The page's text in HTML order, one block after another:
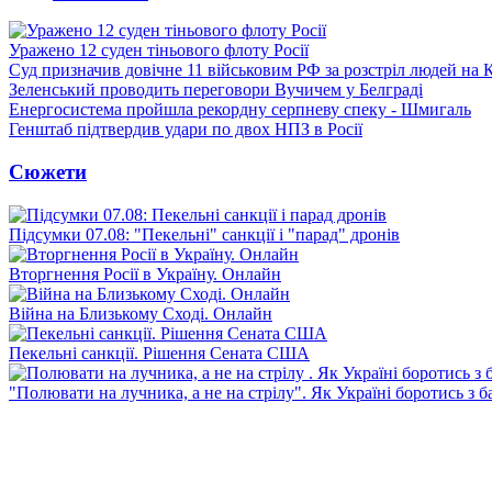
Уражено 12 суден тіньового флоту Росії
Суд призначив довічне 11 військовим РФ за розстріл людей на
Зеленський проводить переговори Вучичем у Белграді
Енергосистема пройшла рекордну серпневу спеку - Шмигаль
Генштаб підтвердив удари по двох НПЗ в Росії
Сюжети
Підсумки 07.08: "Пекельні" санкції і "парад" дронів
Вторгнення Росії в Україну. Онлайн
Війна на Близькому Сході. Онлайн
Пекельні санкції. Рішення Сената США
"Полювати на лучника, а не на стрілу". Як Україні боротись з